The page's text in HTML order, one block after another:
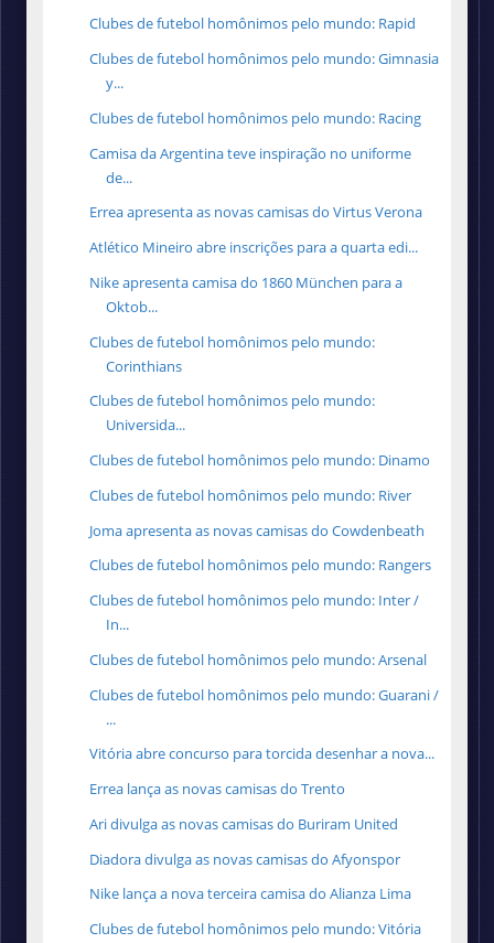
Clubes de futebol homônimos pelo mundo: Rapid
Clubes de futebol homônimos pelo mundo: Gimnasia
y...
Clubes de futebol homônimos pelo mundo: Racing
Camisa da Argentina teve inspiração no uniforme
de...
Errea apresenta as novas camisas do Virtus Verona
Atlético Mineiro abre inscrições para a quarta edi...
Nike apresenta camisa do 1860 München para a
Oktob...
Clubes de futebol homônimos pelo mundo:
Corinthians
Clubes de futebol homônimos pelo mundo:
Universida...
Clubes de futebol homônimos pelo mundo: Dinamo
Clubes de futebol homônimos pelo mundo: River
Joma apresenta as novas camisas do Cowdenbeath
Clubes de futebol homônimos pelo mundo: Rangers
Clubes de futebol homônimos pelo mundo: Inter /
In...
Clubes de futebol homônimos pelo mundo: Arsenal
Clubes de futebol homônimos pelo mundo: Guarani /
...
Vitória abre concurso para torcida desenhar a nova...
Errea lança as novas camisas do Trento
Ari divulga as novas camisas do Buriram United
Diadora divulga as novas camisas do Afyonspor
Nike lança a nova terceira camisa do Alianza Lima
Clubes de futebol homônimos pelo mundo: Vitória